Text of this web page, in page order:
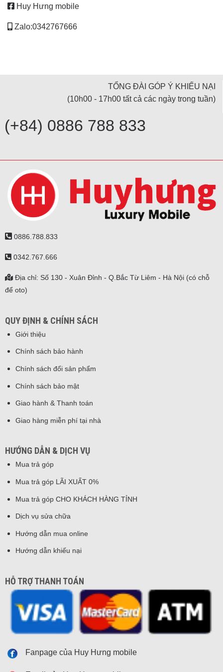
Huy Hưng mobile
Zalo:0342767666
TỔNG ĐÀI GÓP Ý KHIẾU NẠI
(10h00 - 17h00 tất cả các ngày trong tuần)
(+84) 0886 788 833
0886.788.833
0342.767.666
Địa chỉ: Số 130 - Xuân Đỉnh - Q.Bắc Từ Liêm - Hà Nội (có chỗ
để oto)
QUY ĐỊNH & CHÍNH SÁCH
Giới thiệu
Chính sách bảo hành
Chính sách đổi sản phẩm
Chính sách bảo mật
Giao hành & Thanh toán
Giao hàng miễn phí tại nhà
HƯỚNG DẪN & DỊCH VỤ
Mua trả góp
Mua trả góp LÃI XUẤT 0%
Mua trả góp CHO KHÁCH HÀNG TỈNH
Dịch vụ sửa chữa
Hướng dẫn mua online
Hướng dẫn khiếu nại
HỖ TRỢ THANH TOÁN
Fanpage của Huy Hưng mobile